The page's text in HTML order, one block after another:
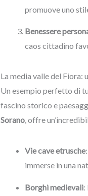
promuove uno
Benessere
caos cittadino
La media valle del Fiora:
Un esempio perfetto di
fascino storico e
Sorano, offre
Vie cave etrusche
immerse in una
Borghi medievali: